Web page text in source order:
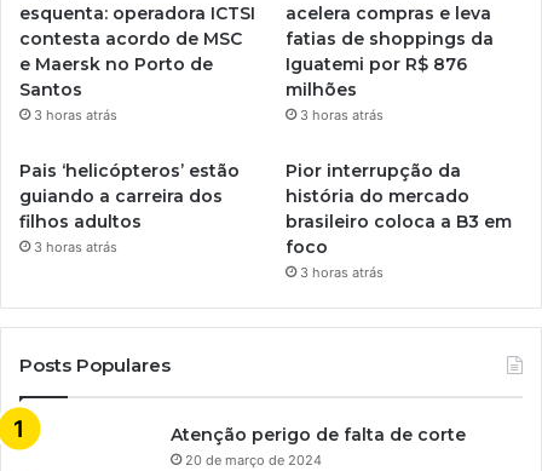
esquenta: operadora ICTSI
contesta acordo de MSC
e Maersk no Porto de
Santos
3 horas atrás
acelera compras e leva
fatias de shoppings da
Iguatemi por R$ 876
milhões
3 horas atrás
Pais ‘helicópteros’ estão
guiando a carreira dos
filhos adultos
3 horas atrás
Pior interrupção da
história do mercado
brasileiro coloca a B3 em
foco
3 horas atrás
Posts Populares
Atenção perigo de falta de corte
20 de março de 2024